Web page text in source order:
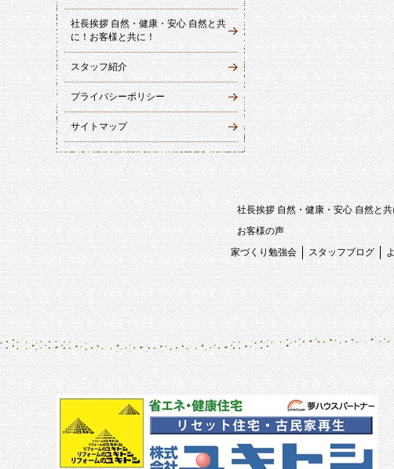
社長挨拶 自然・健康・安心 自然と共
に！お客様と共に！
スタッフ紹介
プライバシーポリシー
サイトマップ
社長挨拶 自然・健康・安心 自然と
お客様の声
家づくり勉強会
スタッフブログ